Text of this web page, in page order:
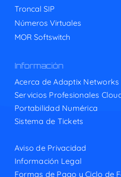
Troncal SIP
Números Virtuales
MOR Softswitch
Información
Acerca de Adaptix Networks
Servicios Profesionales
Portabilidad Numérica
Sistema de Tickets
Aviso de Privacidad
Información Legal
Formas de Pago y Ciclo de